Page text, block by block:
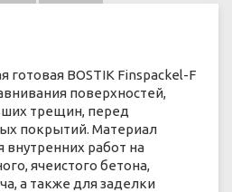
BOSTIK Finspackel-F
поверхностей,
трещин, перед
покрытий. Материал
внутренних работ на
ячеистого бетона,
а также для заделки